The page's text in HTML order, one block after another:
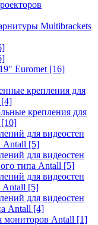
Multibrackets
Euromet [16]
крепления для
[4]
крепления для
[10]
для видеостен
Antall [5]
для видеостен
типа Antall [5]
для видеостен
Antall [5]
для видеостен
Antall [4]
Antall [1]